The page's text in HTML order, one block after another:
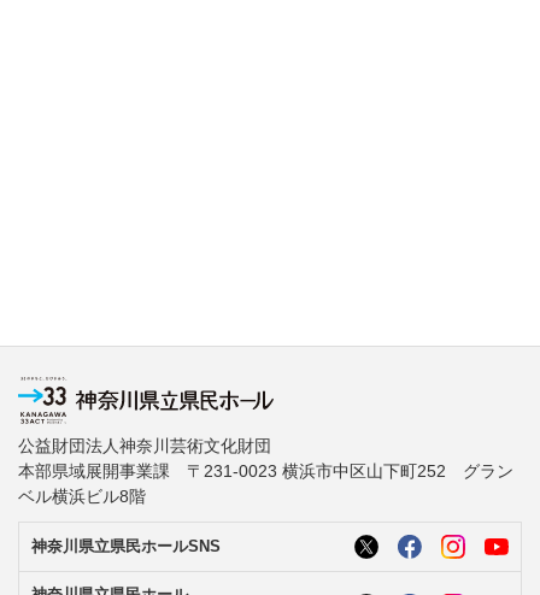
公益財団法人神奈川芸術文化財団
本部県域展開事業課 〒231-0023 横浜市中区山下町252 グラン
ベル横浜ビル8階
神奈川県立県民ホールSNS